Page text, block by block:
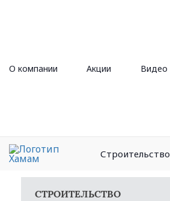
О компании Акции Видео
Строительство
СТРОИТЕЛЬСТВО